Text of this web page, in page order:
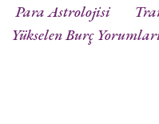
Para Astrolojisi
Yükselen Burç